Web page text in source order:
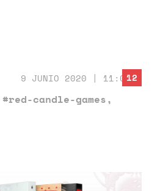
9 JUNIO 2020 | 11:00
#red-candle-games,
12